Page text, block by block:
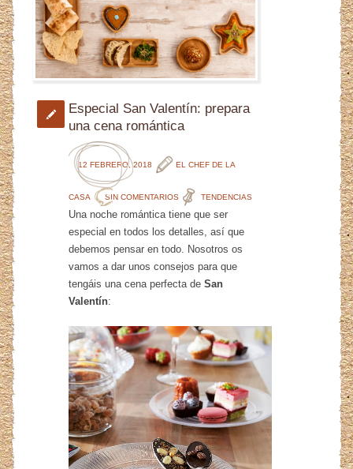
Especial San Valentín: prepara
una cena romántica
12 FEBRERO, 2018 EL CHEF DE LA
CASA SIN COMENTARIOS TENDENCIAS
Una noche romántica tiene que ser
especial en todos los detalles, así que
debemos pensar en todo. Nosotros os
vamos a dar unos consejos para que
tengáis una cena perfecta deSan
Valentín: